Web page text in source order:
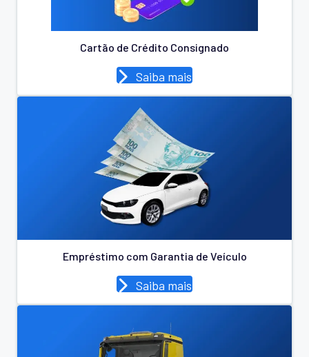
Cartão de Crédito Consignado
Saiba mais
Empréstimo com Garantia de Veículo
Saiba mais